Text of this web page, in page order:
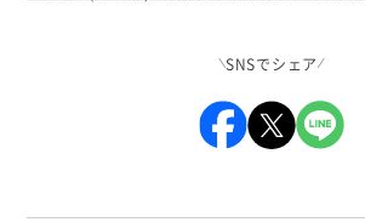
SNSでシェア